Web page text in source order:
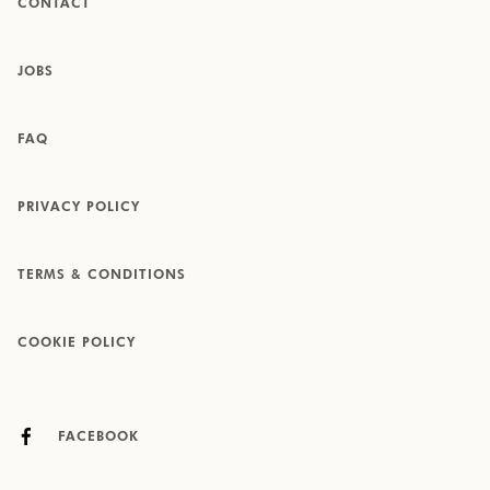
CONTACT
JOBS
FAQ
PRIVACY POLICY
TERMS & CONDITIONS
COOKIE POLICY
FACEBOOK